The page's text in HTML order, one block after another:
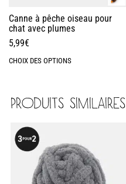
Canne à pêche oiseau pour
chat avec plumes
5,99€
CHOIX DES OPTIONS
PRODUITS SIMILAIRES